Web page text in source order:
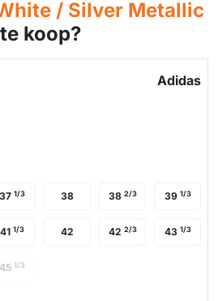
/ Silver Metallic
te koop?
Adidas
37 1/3 38 38 2/3 39 1/3
41 1/3 42 42 2/3 43 1/3
45 1/3